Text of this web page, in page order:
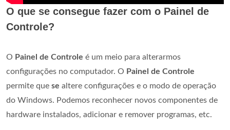
O que se consegue fazer com o Painel de
Controle?
O Painel de Controle é um meio para alterarmos
configurações no computador. O Painel de Controle
permite que se altere configurações e o modo de operação
do Windows. Podemos reconhecer novos componentes de
hardware instalados, adicionar e remover programas, etc.